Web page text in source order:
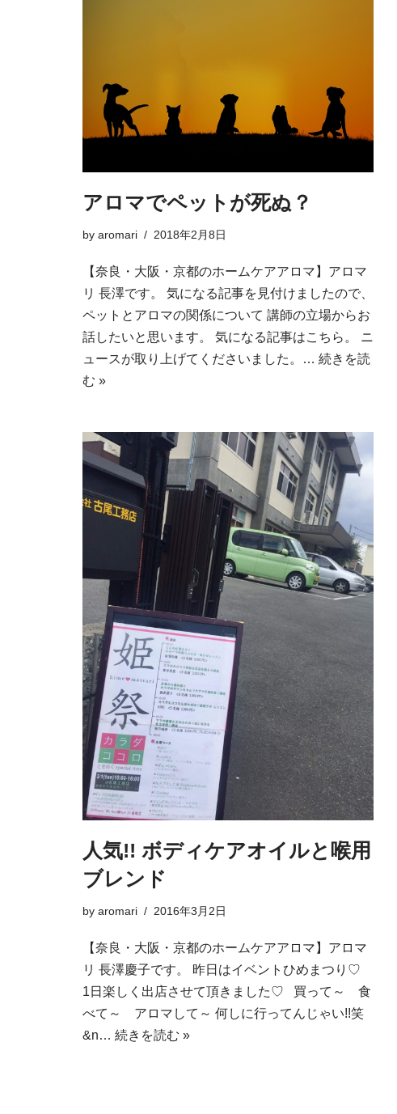
アロマでペットが死ぬ？
by aromari 2018年2月8日
【奈良・大阪・京都のホームケアアロマ】アロマ
リ 長澤です。 気になる記事を見付けましたので、
ペットとアロマの関係について 講師の立場からお
話したいと思います。 気になる記事はこちら。 ニ
ュースが取り上げてくださいました。… 続きを読
む »
人気!! ボディケアオイルと喉用
ブレンド
by aromari 2016年3月2日
【奈良・大阪・京都のホームケアアロマ】アロマ
リ 長澤慶子です。 昨日はイベントひめまつり♡
1日楽しく出店させて頂きました♡ 買って～ 食
べて～ アロマして～ 何しに行ってんじゃい!!笑
&n… 続きを読む »